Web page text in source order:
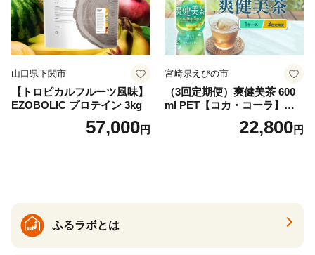
山口県下関市
【トロピカルフルーツ風味】
EZOBOLIC プロテイン 3kg
57,000円
宮崎県えびの市
（3回定期便）爽健美茶 600
ml PET【コカ・コーラ】ペ
ットボトル 1ケース(24本) 定
期便 3回(72本) セット お茶
22,800円
ふるラボとは